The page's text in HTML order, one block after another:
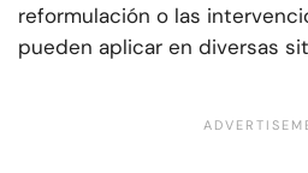
reformulación o las
pueden aplicar en diversas